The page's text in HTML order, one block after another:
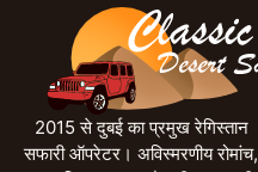
2015 से दुबई का प्रमुख रेगिस्तान
सफारी ऑपरेटर। अविस्मरणीय रोमांच,